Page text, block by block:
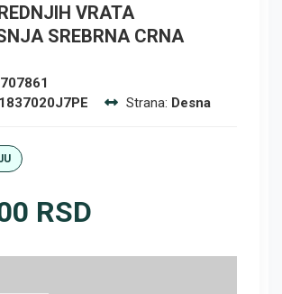
VRATA
SREBRNA CRNA
Strana: Desna
RSD